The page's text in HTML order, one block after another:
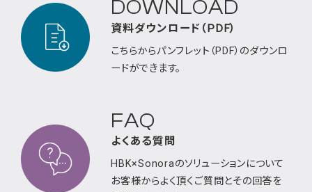
DOWNLOAD
資料ダウンロード（PDF）
こちらからパンフレット（PDF）のダウンロ
ードができます。
FAQ
よくある質問
HBK×Sonoraのソリューションについて
お客様からよく頂くご質問とその回答を